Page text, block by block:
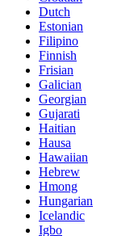
Dutch
Estonian
Filipino
Finnish
Frisian
Galician
Georgian
Gujarati
Haitian
Hausa
Hawaiian
Hebrew
Hmong
Hungarian
Icelandic
Igbo